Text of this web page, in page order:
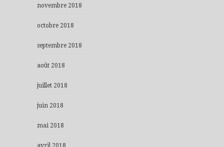
novembre 2018
octobre 2018
septembre 2018
août 2018
juillet 2018
juin 2018
mai 2018